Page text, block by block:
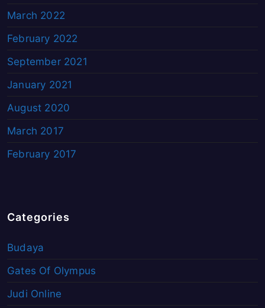
March 2022
February 2022
September 2021
January 2021
August 2020
March 2017
February 2017
Categories
Budaya
Gates Of Olympus
Judi Online